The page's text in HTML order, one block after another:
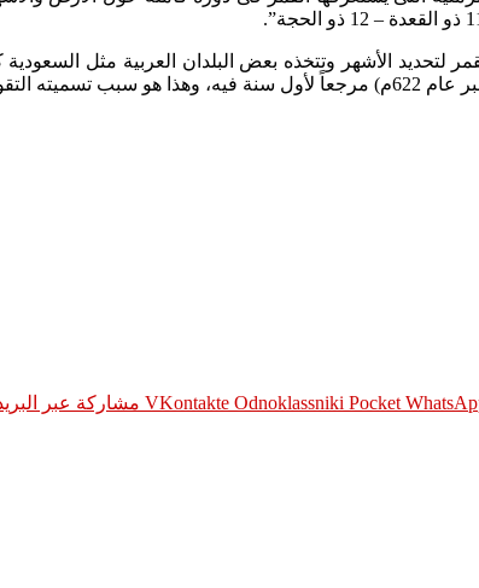
لتحديد الأشهر وتتخذه بعض البلدان العربية مثل
Odnoklassniki Pocket مشاركة عبر